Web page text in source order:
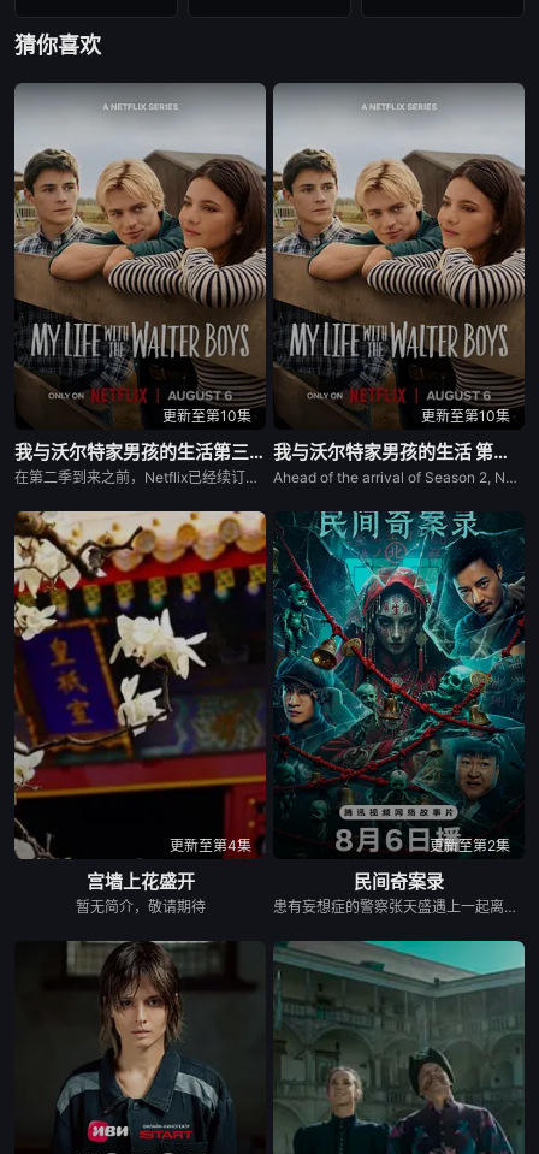
第16集
第21集
第22集 第23集 第24集
第25集 第26集 第27集
第28集 第29集 第30集
第31集 第32集 第33集
第34集
猜你喜欢
更新至第10集
我与沃尔特家男孩的生活第三季
在第二季到来之前，Netflix已经续订了《我和沃尔特男孩的生活》第三季。
更新至第10集
我与沃尔特家男孩的生活 第三季
Ahead of the arrival of Season 2, Netflix has renewed My Life with the Walter Boys for a third season.
更新至第4集
宫墙上花盛开
暂无简介，敬请期待
更新至第2集
民间奇案录
患有妄想症的警察张天盛遇上一起离奇的神像杀人事件，勘案过程中，牵引出“婴胎报仇”，“娘娘索命”等一连串妖异事件，张天盛虽被种种诡怪幻象阻碍，却坚信这是藏在迷信后的人为诡计，勇于向封建传统宣战，敢于破除流传已久的迷信糟粕，最终，在战胜妄想症的同时，成功还原真相，伸张正义。